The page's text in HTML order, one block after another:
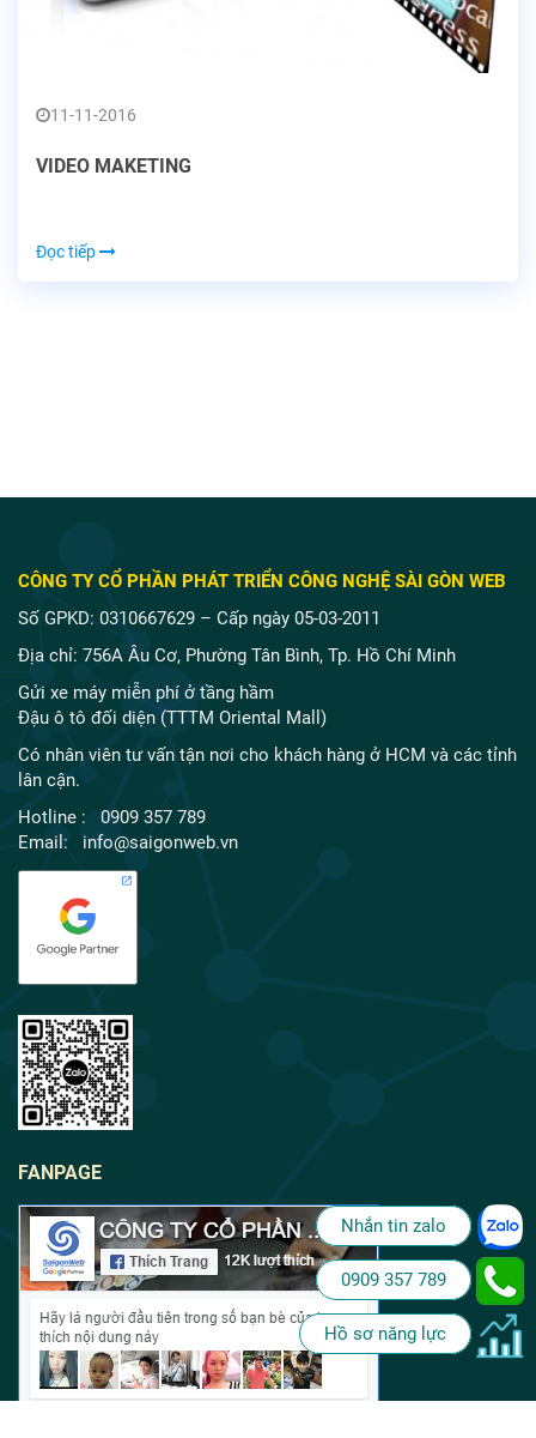
11-11-2016
VIDEO MAKETING
Đọc tiếp
CÔNG TY CỔ PHẦN PHÁT TRIỂN CÔNG NGHỆ SÀI GÒN WEB
Số GPKD: 0310667629 – Cấp ngày 05-03-2011
Địa chỉ: 756A Âu Cơ, Phường Tân Bình, Tp. Hồ Chí Minh
Gửi xe máy miễn phí ở tầng hầm
Đậu ô tô đối diện (TTTM Oriental Mall)
Có nhân viên tư vấn tận nơi cho khách hàng ở HCM và các tỉnh
lân cận.
Hotline : 0909 357 789
Email: info@saigonweb.vn
FANPAGE
Nhắn tin zalo
0909 357 789
Hồ sơ năng lực